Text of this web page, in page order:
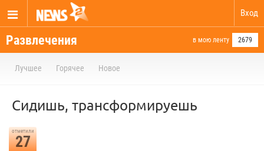
Вход
Развлечения в мою ленту 2679
Лучшее Горячее Новое
Сидишь, трансформируешь
отметили
27